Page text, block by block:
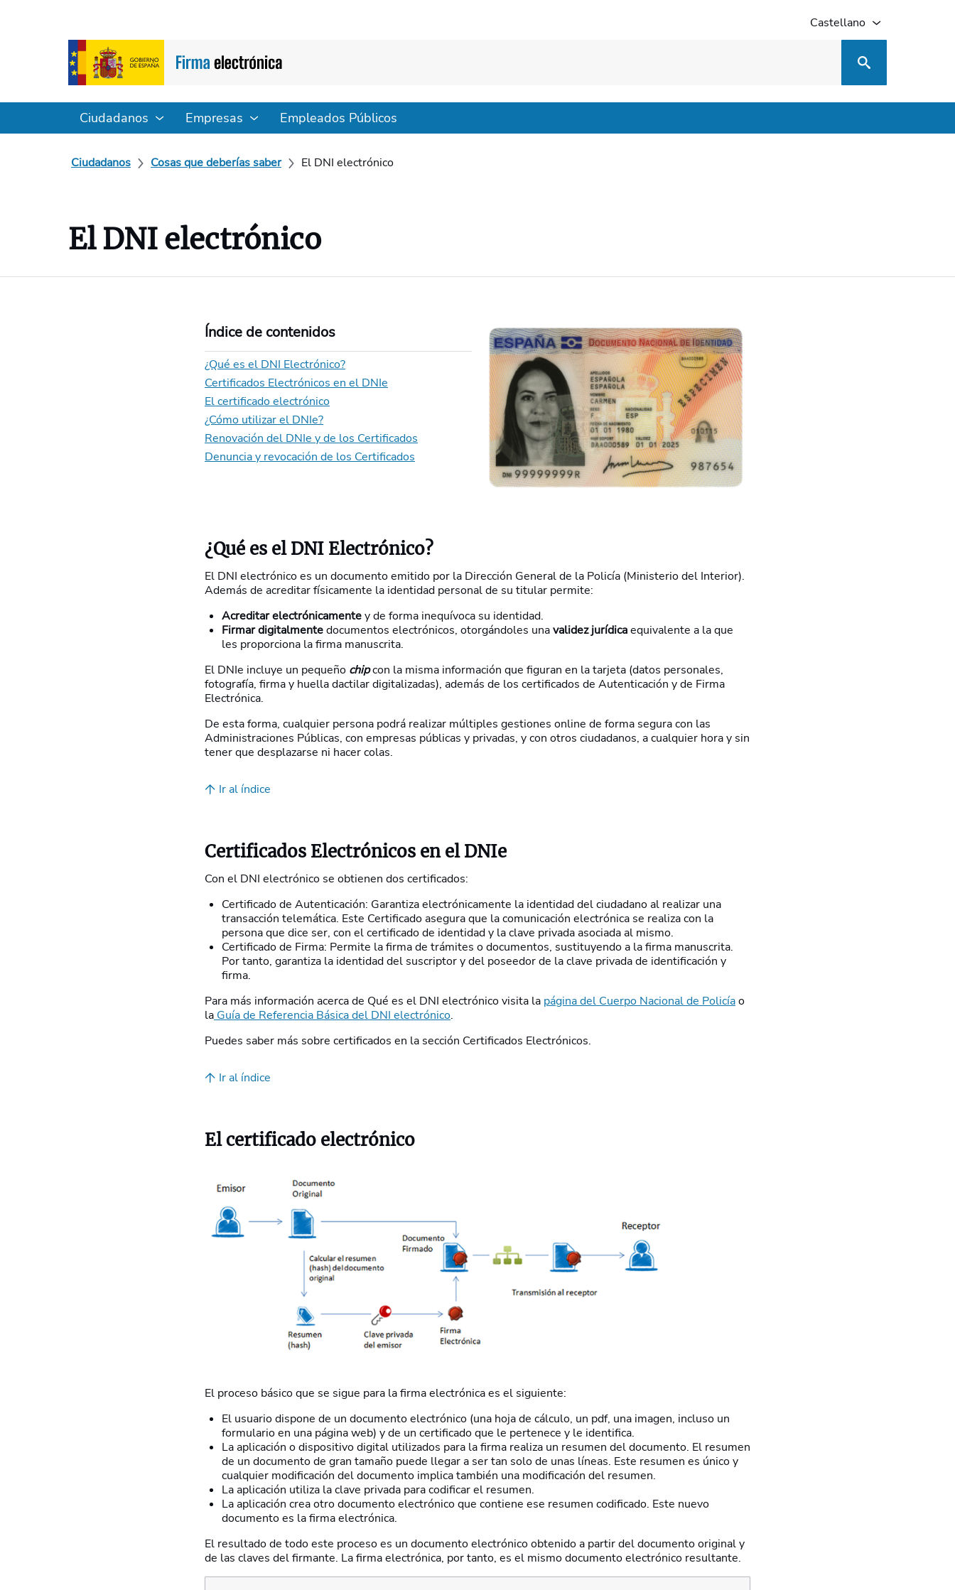
Castellano
Ciudadanos Empresas Empleados Públicos
Ciudadanos Cosas que deberías saber El DNI electrónico
El DNI electrónico
Índice de contenidos
¿Qué es el DNI Electrónico?
Certificados Electrónicos en el DNIe
El certificado electrónico
¿Cómo utilizar el DNIe?
Renovación del DNIe y de los Certificados
Denuncia y revocación de los Certificados
¿Qué es el DNI Electrónico?
El DNI electrónico es un documento emitido por la Dirección General de la Policía (Ministerio del Interior).
Además de acreditar físicamente la identidad personal de su titular permite:
Acreditar electrónicamentey de forma inequívoca su identidad.
Firmar digitalmentedocumentos electrónicos, otorgándoles unavalidez jurídicaequivalente a la que
les proporciona la firma manuscrita.
El DNIe incluye un pequeño chipcon la misma información que figuran en la tarjeta (datos personales,
fotografía, firma y huella dactilar digitalizadas), además de los certificados de Autenticación y de Firma
Electrónica.
De esta forma, cualquier persona podrá realizar múltiples gestiones online de forma segura con las
Administraciones Públicas, con empresas públicas y privadas, y con otros ciudadanos, a cualquier hora y sin
tener que desplazarse ni hacer colas.
Ir al índice
Certificados Electrónicos en el DNIe
Con el DNI electrónico se obtienen dos certificados:
Certificado de Autenticación: Garantiza electrónicamente la identidad del ciudadano al realizar una
transacción telemática. Este Certificado asegura que la comunicación electrónica se realiza con la
persona que dice ser, con el certificado de identidad y la clave privada asociada al mismo.
Certificado de Firma: Permite la firma de trámites o documentos, sustituyendo a la firma manuscrita.
Por tanto, garantiza la identidad del suscriptor y del poseedor de la clave privada de identificación y
firma.
Para más información acerca de Qué es el DNI electrónico visita la página del Cuerpo Nacional de Policíao
la Guía de Referencia Básica del DNI electrónico.
Puedes saber más sobre certificados en la sección Certificados Electrónicos.
Ir al índice
El certificado electrónico
El proceso básico que se sigue para la firma electrónica es el siguiente:
El usuario dispone de un documento electrónico (una hoja de cálculo, un pdf, una imagen, incluso un
formulario en una página web) y de un certificado que le pertenece y le identifica.
La aplicación o dispositivo digital utilizados para la firma realiza un resumen del documento. El resumen
de un documento de gran tamaño puede llegar a ser tan solo de unas líneas. Este resumen es único y
cualquier modificación del documento implica también una modificación del resumen.
La aplicación utiliza la clave privada para codificar el resumen.
La aplicación crea otro documento electrónico que contiene ese resumen codificado. Este nuevo
documento es la firma electrónica.
El resultado de todo este proceso es un documento electrónico obtenido a partir del documento original y
de las claves del firmante. La firma electrónica, por tanto, es el mismo documento electrónico resultante.